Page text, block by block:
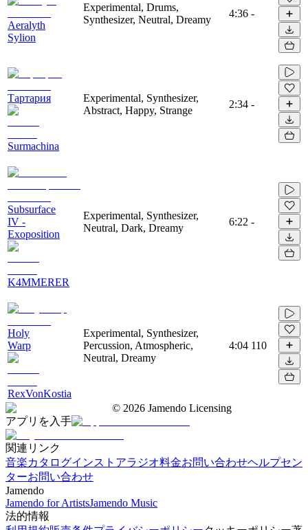
Aeralyth
Sylion
Experimental, Drums,
Synthesizer, Neutral, Dreamy
4:36 -
Тартария
Surmachina
Experimental, Synthesizer,
Abstract, Happy, Strange
2:34 -
Subsurface
IV -
Exoposition
K4MMERER
Experimental, Synthesizer,
Neutral, Dark, Dreamy
6:22 -
Holy
Warp
RexVonKostia
Experimental, Synthesizer,
Percussion, Atmospheric,
Neutral, Dreamy
4:04 110
© 2026 Jamendo Licensing
アプリを入手
関連リンク
音楽カタログインストアラジオ料金お問い合わせヘルプセン
ターお問い合わせ
Jamendo
Jamendo for ArtistsJamendo Music
法的情報